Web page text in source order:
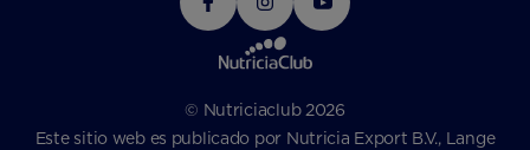
© Nutriciaclub 2026
Este sitio web es publicado por Nutricia Export B.V., Lange